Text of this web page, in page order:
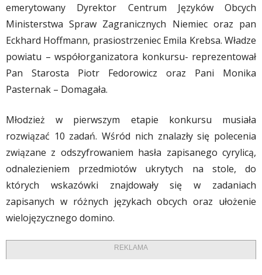
emerytowany Dyrektor Centrum Języków Obcych
Ministerstwa Spraw Zagranicznych Niemiec oraz pan
Eckhard Hoffmann, prasiostrzeniec Emila Krebsa. Władze
powiatu – współorganizatora konkursu- reprezentował
Pan Starosta Piotr Fedorowicz oraz Pani Monika
Pasternak – Domagała.
Młodzież w pierwszym etapie konkursu musiała
rozwiązać 10 zadań. Wśród nich znalazły się polecenia
związane z odszyfrowaniem hasła zapisanego cyrylicą,
odnalezieniem przedmiotów ukrytych na stole, do
których wskazówki znajdowały się w zadaniach
zapisanych w różnych językach obcych oraz ułożenie
wielojęzycznego domino.
REKLAMA